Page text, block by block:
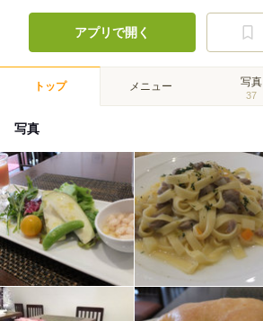
アプリで開く
トップ メニュー 写真
37
写真